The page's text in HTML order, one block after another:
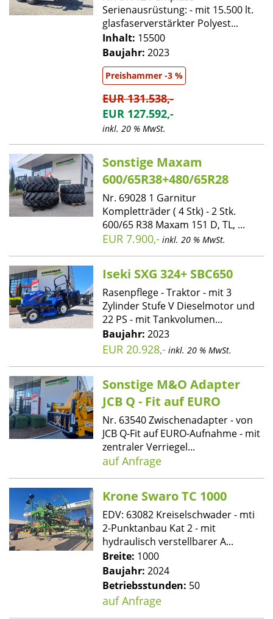
Serienausrüstung: - mit 15.500 lt.
glasfaserverstärkter Polyest...
Inhalt: 15500
Baujahr: 2023
Preishammer -3 %
EUR 131.538,-
EUR 127.592,-
inkl. 20 % MwSt.
Sonstige Maxam
600/65R38+480/65R28
Nr. 69028 1 Garnitur
Kompletträder ( 4 Stk) - 2 Stk.
600/65 R38 Maxam 151 D, TL, ...
EUR 7.900,- inkl. 20 % MwSt.
Iseki SXG 324+ SBC650
Rasenpflege - Traktor - mit 3
Zylinder Stufe V Dieselmotor und
22 PS - mit Tankvolumen...
Baujahr: 2023
EUR 20.928,- inkl. 20 % MwSt.
Sonstige M&O Adapter
JCB Q - Fit auf EURO
Nr. 63540 Zwischenadapter - von
JCB Q-Fit auf EURO-Aufnahme - mit
zentraler Verriegel...
auf Anfrage
Krone Swaro TC 1000
EDV: 63082 Kreiselschwader - mti
2-Punktanbau Kat 2 - mit
hydraulisch verstellbarer A...
Breite: 1000
Baujahr: 2024
Betriebsstunden: 50
auf Anfrage